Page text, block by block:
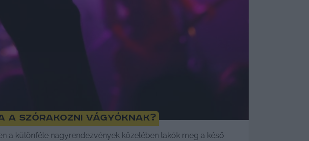
szórakozni vágyóknak?
a különféle nagyrendezvények közelében lakók meg a késő